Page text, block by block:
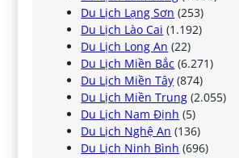
Du Lịch Lạng Sơn (253)
Du Lịch Lào Cai (1.192)
Du Lịch Long An (22)
Du Lịch Miền Bắc (6.271)
Du Lịch Miền Tây (874)
Du Lịch Miền Trung (2.055)
Du Lịch Nam Định (5)
Du Lịch Nghệ An (136)
Du Lịch Ninh Bình (696)